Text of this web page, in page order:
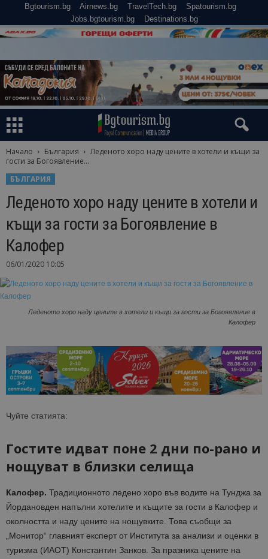
Bgtourism.bg Airnews.bg TravelTech.bg
Spatourism.bg
Jobs.bgtourism.bg
Destinations.bg
Начало България
Леденото хоро наду цените в хотели и къщи за
гости за Богоявление...
БЪЛГАРИЯ
Леденото хоро наду цените в хотели и
къщи за гости за Богоявление в
Калофер
06/01/2020 10:05
Леденото хоро наду цените в хотели и къщи за гости за Богоявление в
Калофер
Чуйте статията:
Гостите идват поне 2 дни по-рано и
нощуват в близки селища
Калофер. Традиционното ледено хоро във водите на Тунджа за
Йордановден напълни хотелите и къщите за гости в Калофер и
околността и наду цените на нощувките. Това съобщи за
„Монитор“ главният експерт от Института за анализи и оценки в
туризма (ИАОТ) Константин Занков. За празника цените на